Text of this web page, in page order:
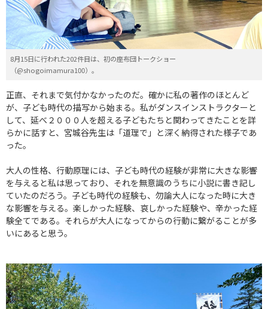
正直、それまで気付かなかったのだ。確かに私の著作のほとんど
が、子ども時代の描写から始まる。私がダンスインストラクターと
して、延べ２０００人を超える子どもたちと関わってきたことを詳
らかに話すと、宮城谷先生は「道理で」と深く納得された様子であ
った。
大人の性格、行動原理には、子ども時代の経験が非常に大きな影響
を与えると私は思っており、それを無意識のうちに小説に書き記し
ていたのだろう。子ども時代の経験も、勿論大人になった時に大き
な影響を与える。楽しかった経験、哀しかった経験や、辛かった経
験全てである。それらが大人になってからの行動に繋がることが多
いにあると思う。
8月15日に行われた202件目は、初の座布団トークショー
（@shogoimamura100）。